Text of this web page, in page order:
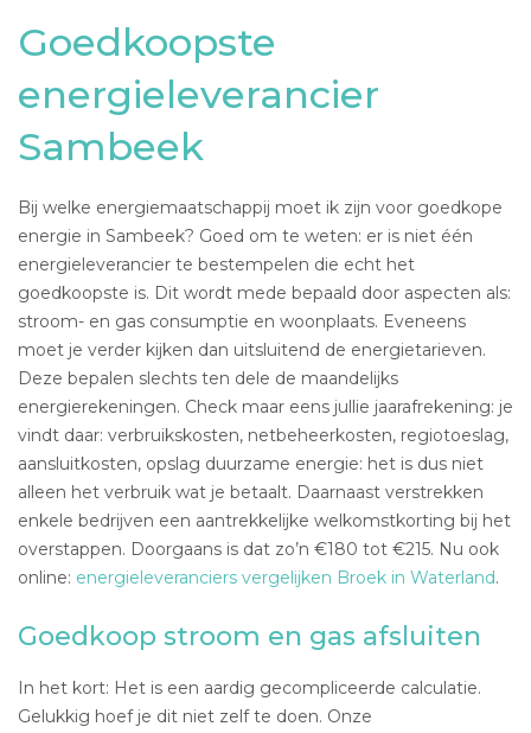
Goedkoopste
energieleverancier
Sambeek
Bij welke energiemaatschappij moet ik zijn voor goedkope
energie in Sambeek? Goed om te weten: er is niet één
energieleverancier te bestempelen die echt het
goedkoopste is. Dit wordt mede bepaald door aspecten als:
stroom- en gas consumptie en woonplaats. Eveneens
moet je verder kijken dan uitsluitend de energietarieven.
Deze bepalen slechts ten dele de maandelijks
energierekeningen. Check maar eens jullie jaarafrekening: je
vindt daar: verbruikskosten, netbeheerkosten, regiotoeslag,
aansluitkosten, opslag duurzame energie: het is dus niet
alleen het verbruik wat je betaalt. Daarnaast verstrekken
enkele bedrijven een aantrekkelijke welkomstkorting bij het
overstappen. Doorgaans is dat zo’n €180 tot €215. Nu ook
online: energieleveranciers vergelijken Broek in Waterland.
Goedkoop stroom en gas afsluiten
In het kort: Het is een aardig gecompliceerde calculatie.
Gelukkig hoef je dit niet zelf te doen. Onze